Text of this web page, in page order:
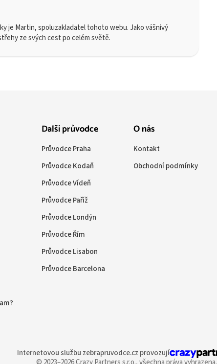
je Martin, spoluzakladatel tohoto webu. Jako vášnivý
ze svých cest po celém světě.
Další průvodce
Průvodce Praha
Průvodce Kodaň
Průvodce Vídeň
Průvodce Paříž
Průvodce Londýn
Průvodce Řím
Průvodce Lisabon
Průvodce Barcelona
O nás
Kontakt
Obchodní podmínky
Internetovou službu zebrapruvodce.cz provozují